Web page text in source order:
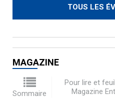
TOUS LES
MAGAZINE
Sommaire
Pour lire et
Magazine